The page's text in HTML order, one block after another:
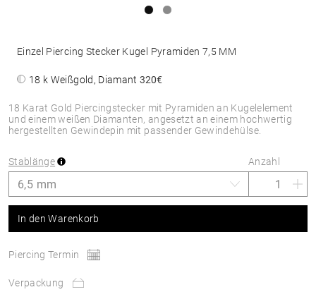
18 Karat Gold Piercingstecker mit Pyramiden an Kugelelement
und einem weißen Diamanten, angesetzt an einem hochwertig
hergestellten Gewindepin mit passender Gewindehülse.
Einzel Piercing Stecker Kugel Pyramiden 7,5 MM
18 k Weißgold, Diamant320€
Stablänge Anzahl
In den Warenkorb
Piercing Termin
Verpackung